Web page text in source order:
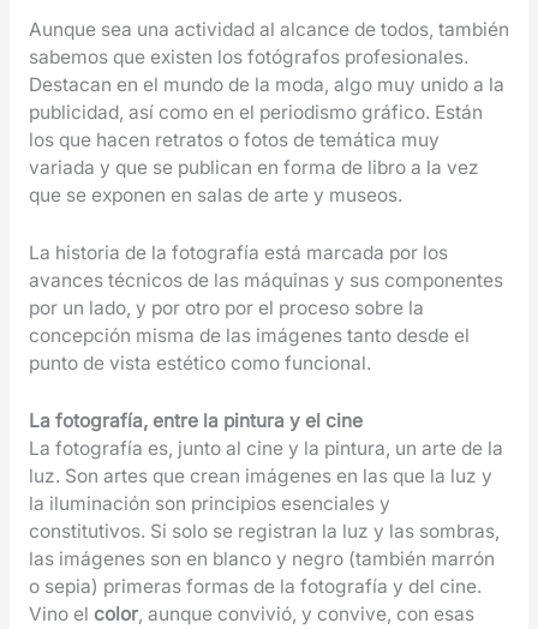
Aunque sea una actividad al alcance de todos, también
sabemos que existen los fotógrafos profesionales.
Destacan en el mundo de la moda, algo muy unido a la
publicidad, así como en el periodismo gráfico. Están
los que hacen retratos o fotos de temática muy
variada y que se publican en forma de libro a la vez
que se exponen en salas de arte y museos.
La historia de la fotografía está marcada por los
avances técnicos de las máquinas y sus componentes
por un lado, y por otro por el proceso sobre la
concepción misma de las imágenes tanto desde el
punto de vista estético como funcional.
La fotografía, entre la pintura y el cine
La fotografía es, junto al cine y la pintura, un arte de la
luz. Son artes que crean imágenes en las que la luz y
la iluminación son principios esenciales y
constitutivos. Si solo se registran la luz y las sombras,
las imágenes son en blanco y negro (también marrón
o sepia) primeras formas de la fotografía y del cine.
Vino el color, aunque convivió, y convive, con esas